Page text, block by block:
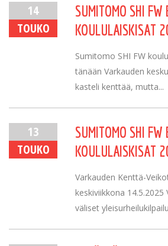
14
TOUKO
SUMITOMO SHI FW
KOULULAISKISAT
Sumitomo SHI FW
tänään Varkauden
kasteli kenttää, mutta...
13
TOUKO
SUMITOMO SHI FW
KOULULAISKISAT
Varkauden Kenttä-
keskiviikkona
väliset